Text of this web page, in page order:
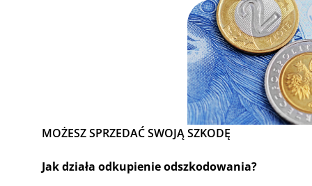
MOŻESZ SPRZEDAĆ SWOJĄ SZKODĘ
Jak działa odkupienie odszkodowania?